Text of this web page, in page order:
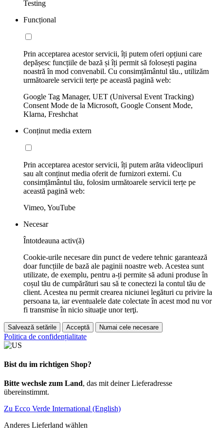
Testing
Funcțional
Prin acceptarea acestor servicii, îți putem oferi opțiuni care
depășesc funcțiile de bază și îți permit să folosești pagina
noastră în mod convenabil. Cu consimțământul tău., utilizăm
următoarele servicii terțe pe această pagină web:
Google Tag Manager, UET (Universal Event Tracking)
Consent Mode de la Microsoft, Google Consent Mode,
Klarna, Freshchat
Conținut media extern
Prin acceptarea acestor servicii, îți putem arăta videoclipuri
sau alt conținut media oferit de furnizori externi. Cu
consimțământul tău, folosim următoarele servicii terțe pe
această pagină web:
Vimeo, YouTube
Necesar
Întotdeauna activ(ă)
Cookie-urile necesare din punct de vedere tehnic garantează
doar funcțiile de bază ale paginii noastre web. Acestea sunt
utilizate, de exemplu, pentru a-ți permite să aduni produse în
coșul tău de cumpărături sau să te conectezi la contul tău de
client. Acestea nu permit crearea niciunei legături cu privire la
persoana ta, iar eventualele date colectate în acest mod nu vor
fi transmise în nicio situaţie unor terţi.
Salvează setările Acceptă Numai cele necesare
Politica de confidențialitate
Bist du im richtigen Shop?
Bitte wechsle zum Land, das mit deiner Lieferadresse
übereinstimmt.
Zu Ecco Verde International (English)
Anderes Lieferland wählen